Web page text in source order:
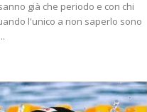
già che periodo e con chi
l'unico a non saperlo sono